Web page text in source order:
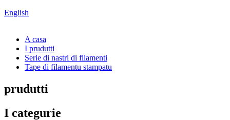
English
A casa
I prudutti
Serie di nastri di filamenti
Tape di filamentu stampatu
prudutti
I categurie